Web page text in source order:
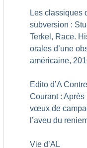
Les classiques
subversion :
Terkel, Race.
orales d’une
américaine,
Edito d’A Contre
Courant : Après
vœux de
l’aveu du
Vie d’AL